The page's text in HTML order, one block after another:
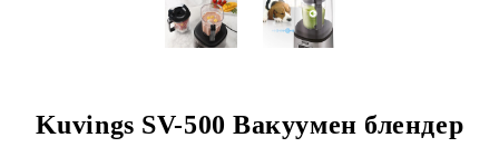
Kuvings SV-500 Вакуумен блендер